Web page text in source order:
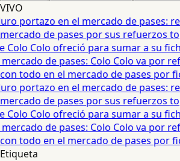
VIVO
portazo en el mercado de pases:
de pases por sus refuerzos
Colo ofreció para sumar a su
de pases: Colo Colo va por
todo en el mercado de pases por
portazo en el mercado de pases:
de pases por sus refuerzos
Colo ofreció para sumar a su
de pases: Colo Colo va por
todo en el mercado de pases por
Etiqueta